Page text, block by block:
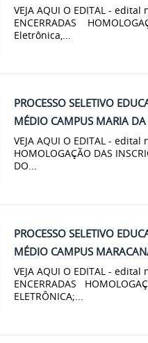
VEJA AQUI O EDITAL - edital
ENCERRADAS
Eletrônica,...
PROCESSO SELETIVO
MÉDIO CAMPUS MARIA DA
VEJA AQUI O EDITAL - edital
HOMOLOGAÇÃO DAS
DO...
PROCESSO SELETIVO
MÉDIO CAMPUS
VEJA AQUI O EDITAL - edital
ENCERRADAS
ELETRÔNICA;...